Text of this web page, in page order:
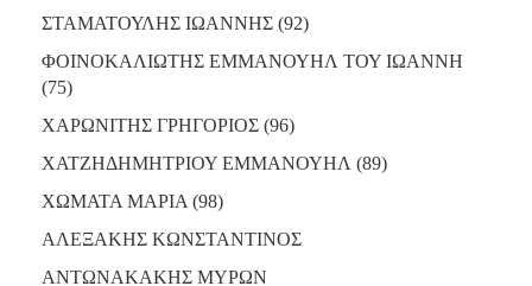
ΣΤΑΜΑΤΟΥΛΗΣ ΙΩΑΝΝΗΣ (92)
ΦΟΙΝΟΚΑΛΙΩΤΗΣ ΕΜΜΑΝΟΥΗΛ ΤΟΥ ΙΩΑΝΝΗ
(75)
ΧΑΡΩΝΙΤΗΣ ΓΡΗΓΟΡΙΟΣ (96)
ΧΑΤΖΗΔΗΜΗΤΡΙΟΥ ΕΜΜΑΝΟΥΗΛ (89)
ΧΩΜΑΤΑ ΜΑΡΙΑ (98)
ΑΛΕΞΑΚΗΣ ΚΩΝΣΤΑΝΤΙΝΟΣ
ΑΝΤΩΝΑΚΑΚΗΣ ΜΥΡΩΝ